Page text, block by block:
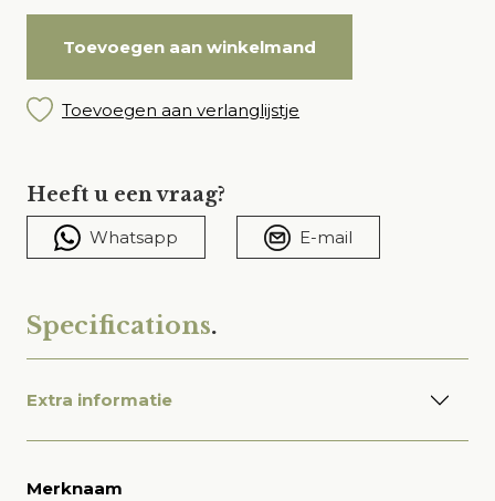
Toevoegen aan winkelmand
Toevoegen aan verlanglijstje
Heeft u een vraag?
Whatsapp E-mail
Specifications.
Extra informatie
Merknaam